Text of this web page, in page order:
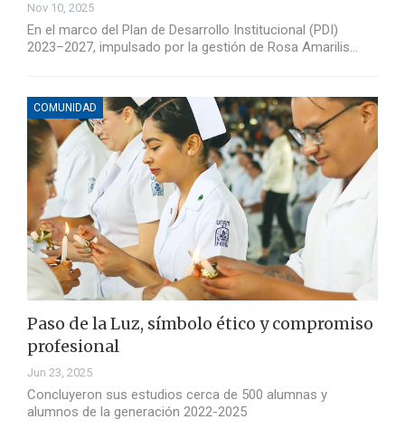
Nov 10, 2025
En el marco del Plan de Desarrollo Institucional (PDI)
2023–2027, impulsado por la gestión de Rosa Amarilis…
COMUNIDAD
Paso de la Luz, símbolo ético y compromiso
profesional
Jun 23, 2025
Concluyeron sus estudios cerca de 500 alumnas y
alumnos de la generación 2022-2025